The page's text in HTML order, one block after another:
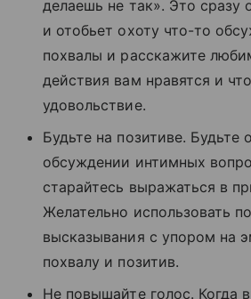
делаешь не так». Это сразу
и отобьет охоту что-то
похвалы и расскажите
действия вам нравятся и
удовольствие.
Будьте на позитиве. Будьте
обсуждении интимных
старайтесь выражаться в
Желательно использовать
высказывания с упором на
похвалу и позитив.
Не повышайте голос. Когда